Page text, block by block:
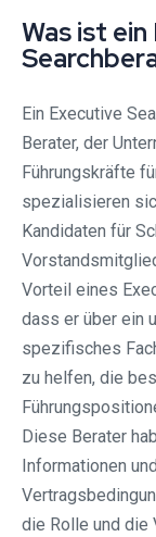
Was ist
Ein Executive
Berater, der
Führungskräfte
spezialisieren
Kandidaten für
Vorteil eines
dass er über ein
spezifisches
zu helfen, die
Diese Berater
Informationen
die Rolle und die